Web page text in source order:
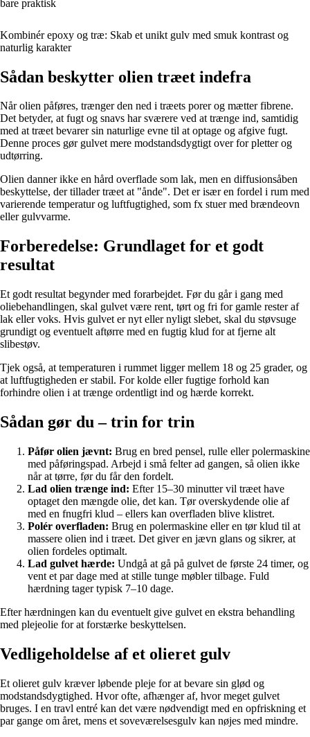
bare praktisk
Kombinér epoxy og træ: Skab et unikt gulv med smuk kontrast og
naturlig karakter
Sådan beskytter olien træet indefra
Når olien påføres, trænger den ned i træets porer og mætter fibrene.
Det betyder, at fugt og snavs har sværere ved at trænge ind, samtidig
med at træet bevarer sin naturlige evne til at optage og afgive fugt.
Denne proces gør gulvet mere modstandsdygtigt over for pletter og
udtørring.
Olien danner ikke en hård overflade som lak, men en diffusionsåben
beskyttelse, der tillader træet at "ånde". Det er især en fordel i rum med
varierende temperatur og luftfugtighed, som fx stuer med brændeovn
eller gulvvarme.
Forberedelse: Grundlaget for et godt
resultat
Et godt resultat begynder med forarbejdet. Før du går i gang med
oliebehandlingen, skal gulvet være rent, tørt og fri for gamle rester af
lak eller voks. Hvis gulvet er nyt eller nyligt slebet, skal du støvsuge
grundigt og eventuelt aftørre med en fugtig klud for at fjerne alt
slibestøv.
Tjek også, at temperaturen i rummet ligger mellem 18 og 25 grader, og
at luftfugtigheden er stabil. For kolde eller fugtige forhold kan
forhindre olien i at trænge ordentligt ind og hærde korrekt.
Sådan gør du – trin for trin
Påfør olien jævnt: Brug en bred pensel, rulle eller polermaskine
med påføringspad. Arbejd i små felter ad gangen, så olien ikke
når at tørre, før du får den fordelt.
Lad olien trænge ind: Efter 15–30 minutter vil træet have
optaget den mængde olie, det kan. Tør overskydende olie af
med en fnugfri klud – ellers kan overfladen blive klistret.
Polér overfladen: Brug en polermaskine eller en tør klud til at
massere olien ind i træet. Det giver en jævn glans og sikrer, at
olien fordeles optimalt.
Lad gulvet hærde: Undgå at gå på gulvet de første 24 timer, og
vent et par dage med at stille tunge møbler tilbage. Fuld
hærdning tager typisk 7–10 dage.
Efter hærdningen kan du eventuelt give gulvet en ekstra behandling
med plejeolie for at forstærke beskyttelsen.
Vedligeholdelse af et olieret gulv
Et olieret gulv kræver løbende pleje for at bevare sin glød og
modstandsdygtighed. Hvor ofte, afhænger af, hvor meget gulvet
bruges. I en travl entré kan det være nødvendigt med en opfriskning et
par gange om året, mens et soveværelsesgulv kan nøjes med mindre.